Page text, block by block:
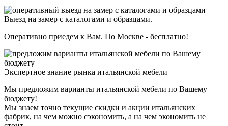
Выезд на замер с каталогами и образцами.
Оперативно приедем к Вам. По Москве - бесплатно!
Экспертное знание рынка итальянской мебели
Мы предложим варианты итальянской мебели по Вашему
бюджету!
Мы знаем точно текущие скидки и акции итальянских
фабрик, на чем можно сэкономить, а на чем экономить не